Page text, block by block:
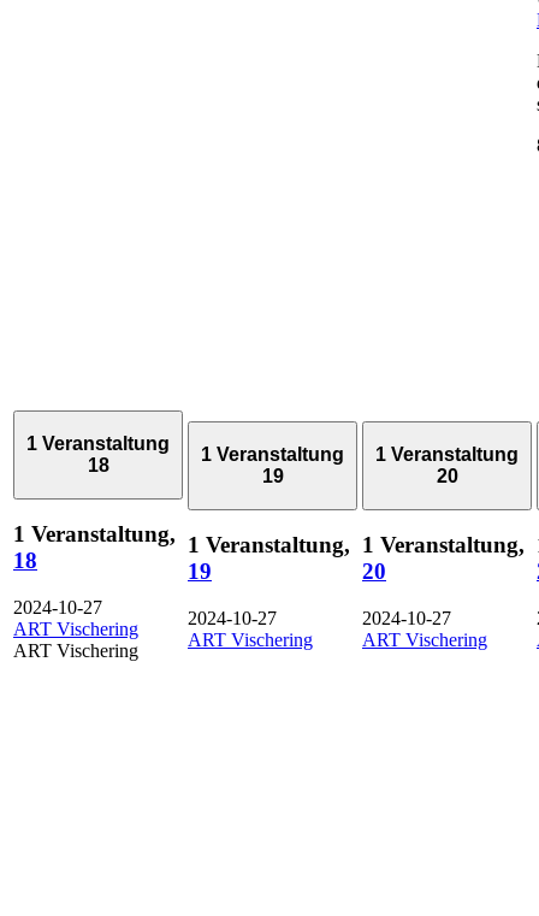
1 Veranstaltung
18
1 Veranstaltung,
18
2024-10-27
ART Vischering
ART Vischering
1 Veranstaltung
19
1 Veranstaltung,
19
2024-10-27
ART Vischering
1 Veranstaltung
20
1 Veranstaltung,
20
2024-10-27
ART Vischering